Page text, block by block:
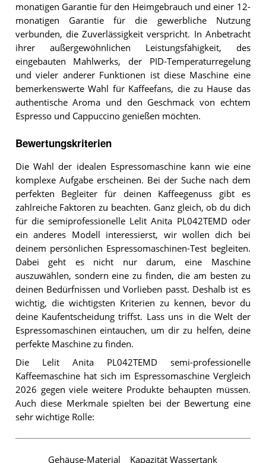
monatigen Garantie für den Heimgebrauch und einer 12-
monatigen Garantie für die gewerbliche Nutzung
verbunden, die Zuverlässigkeit verspricht. In Anbetracht
ihrer außergewöhnlichen Leistungsfähigkeit, des
eingebauten Mahlwerks, der PID-Temperaturregelung
und vieler anderer Funktionen ist diese Maschine eine
bemerkenswerte Wahl für Kaffeefans, die zu Hause das
authentische Aroma und den Geschmack von echtem
Espresso und Cappuccino genießen möchten.
Bewertungskriterien
Die Wahl der idealen Espressomaschine kann wie eine
komplexe Aufgabe erscheinen. Bei der Suche nach dem
perfekten Begleiter für deinen Kaffeegenuss gibt es
zahlreiche Faktoren zu beachten. Ganz gleich, ob du dich
für die semiprofessionelle Lelit Anita PL042TEMD oder
ein anderes Modell interessierst, wir wollen dich bei
deinem persönlichen Espressomaschinen-Test begleiten.
Dabei geht es nicht nur darum, eine Maschine
auszuwählen, sondern eine zu finden, die am besten zu
deinen Bedürfnissen und Vorlieben passt. Deshalb ist es
wichtig, die wichtigsten Kriterien zu kennen, bevor du
deine Kaufentscheidung triffst. Lass uns in die Welt der
Espressomaschinen eintauchen, um dir zu helfen, deine
perfekte Maschine zu finden.
Die Lelit Anita PL042TEMD semi-professionelle
Kaffeemaschine hat sich im Espressomaschine Vergleich
2026 gegen viele weitere Produkte behaupten müssen.
Auch diese Merkmale spielten bei der Bewertung eine
sehr wichtige Rolle:
Gehäuse-Material Kapazität Wassertank